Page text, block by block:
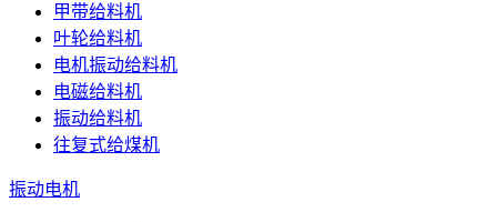
甲带给料机
叶轮给料机
电机振动给料机
电磁给料机
振动给料机
往复式给煤机
振动电机